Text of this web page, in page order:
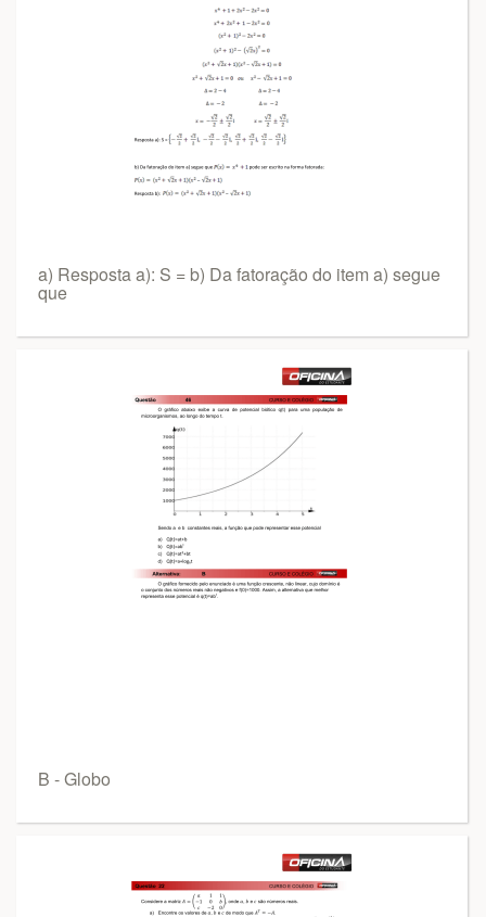
a) Resposta a): S = b) Da fatoração do item a) segue
que
B - Globo